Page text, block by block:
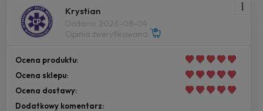
Krystian
Dodano: 2026-08-04
Opinia zweryfikowana
Ocena produktu:
Ocena sklepu:
Ocena dostawy:
Dodatkowy komentarz: